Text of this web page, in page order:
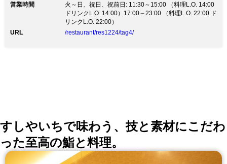
くのお客様の支持を得て平成18年3月に練馬で唯一『和
食の名店』として味三昧本店が認定される。（東京商工
会議所 練馬支部認定）現在28年目を経過中～。 新型コ
ロナウイルス防止対策といたしましてご家庭でのお食事
営業時間
火～日、祝日、祝前日: 11:30～15:00 （料理L.O. 14:00
ドリンクL.O. 14:00）17:00～23:00 （料理L.O. 22:00 ド
リンクL.O. 22:00）
URL
/restaurant/res1224/tag4/
すしやいちで味わう、技と素材にこだわ
った至高の鮨と料理。